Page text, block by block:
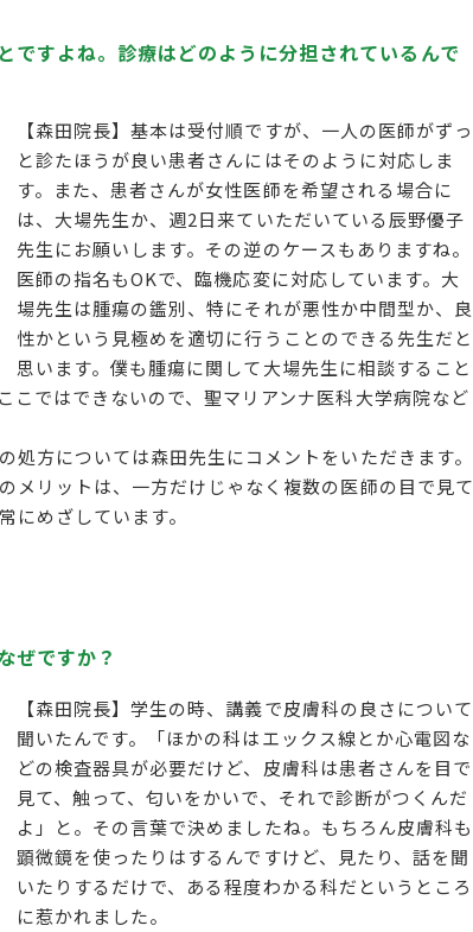
ですよね。診療はどのように分担されているんで
【森田院長】基本は受付順ですが、一人の医師がずっ
と診たほうが良い患者さんにはそのように対応しま
す。また、患者さんが女性医師を希望される場合に
は、大場先生か、週2日来ていただいている辰野優子
先生にお願いします。その逆のケースもありますね。
医師の指名もOKで、臨機応変に対応しています。大
場先生は腫瘍の鑑別、特にそれが悪性か中間型か、良
性かという見極めを適切に行うことのできる先生だと
思います。僕も腫瘍に関して大場先生に相談すること
こではできないので、聖マリアンナ医科大学病院など
処方については森田先生にコメントをいただきます。
メリットは、一方だけじゃなく複数の医師の目で見て
にめざしています。
ぜですか？
【森田院長】学生の時、講義で皮膚科の良さについて
聞いたんです。「ほかの科はエックス線とか心電図な
どの検査器具が必要だけど、皮膚科は患者さんを目で
見て、触って、匂いをかいで、それで診断がつくんだ
よ」と。その言葉で決めましたね。もちろん皮膚科も
顕微鏡を使ったりはするんですけど、見たり、話を聞
いたりするだけで、ある程度わかる科だというところ
に惹かれました。